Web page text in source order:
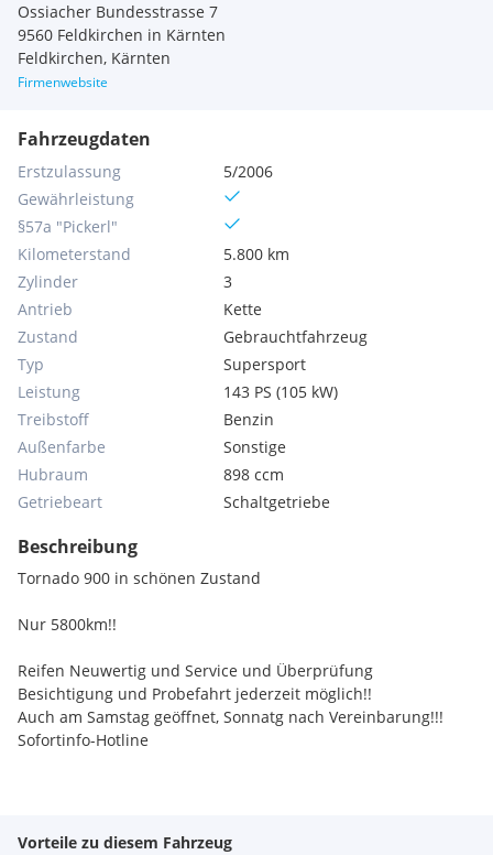
Ossiacher Bundesstrasse 7
9560 Feldkirchen in Kärnten
Feldkirchen, Kärnten
Firmenwebsite
Fahrzeugdaten
Erstzulassung
5/2006
Gewährleistung
§57a "Pickerl"
Kilometerstand
5.800 km
Zylinder
3
Antrieb
Kette
Zustand
Gebrauchtfahrzeug
Typ
Supersport
Leistung
143 PS (105 kW)
Treibstoff
Benzin
Außenfarbe
Sonstige
Hubraum
898 ccm
Getriebeart
Schaltgetriebe
Beschreibung
Tornado 900 in schönen Zustand
Nur 5800km!!
Reifen Neuwertig und Service und Überprüfung
Besichtigung und Probefahrt jederzeit möglich!!
Auch am Samstag geöffnet, Sonnatg nach Vereinbarung!!!
Sofortinfo-Hotline
Vorteile zu diesem Fahrzeug